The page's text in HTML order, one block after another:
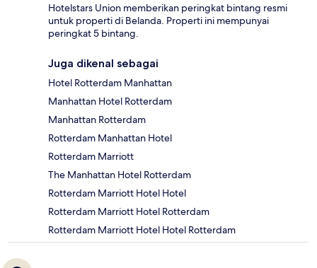
Hotelstars Union memberikan peringkat bintang resmi
untuk properti di Belanda. Properti ini mempunyai
peringkat 5 bintang.
Juga dikenal sebagai
Hotel Rotterdam Manhattan
Manhattan Hotel Rotterdam
Manhattan Rotterdam
Rotterdam Manhattan Hotel
Rotterdam Marriott
The Manhattan Hotel Rotterdam
Rotterdam Marriott Hotel Hotel
Rotterdam Marriott Hotel Rotterdam
Rotterdam Marriott Hotel Hotel Rotterdam